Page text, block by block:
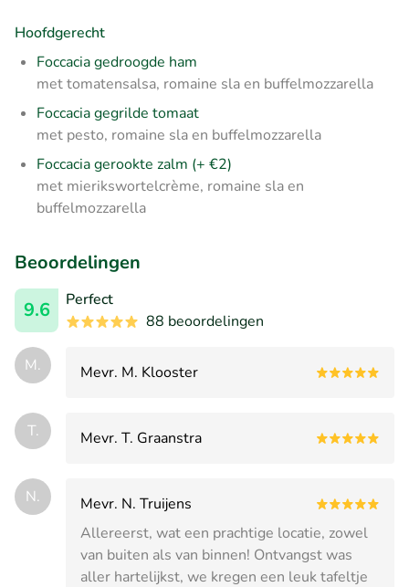
Hoofdgerecht
Foccacia gedroogde ham
met tomatensalsa, romaine sla en buffelmozzarella
Foccacia gegrilde tomaat
met pesto, romaine sla en buffelmozzarella
Foccacia gerookte zalm (+ €2)
met mierikswortelcrème, romaine sla en
buffelmozzarella
Beoordelingen
9.6
Perfect
88 beoordelingen
M. Mevr. M. Klooster
T. Mevr. T. Graanstra
N.
Mevr. N. Truijens
Allereerst, wat een prachtige locatie, zowel
van buiten als van binnen! Ontvangst was
aller hartelijkst, we kregen een leuk tafeltje